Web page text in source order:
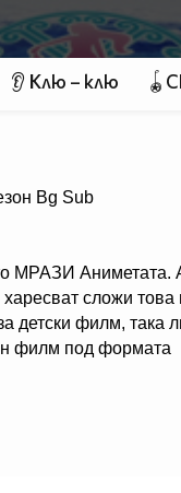
👂 Клю – клю
Bg Sub
МРАЗИ Аниметата.
харесват сложи
детски филм, така
филм под формата
разлика
може да копнеш